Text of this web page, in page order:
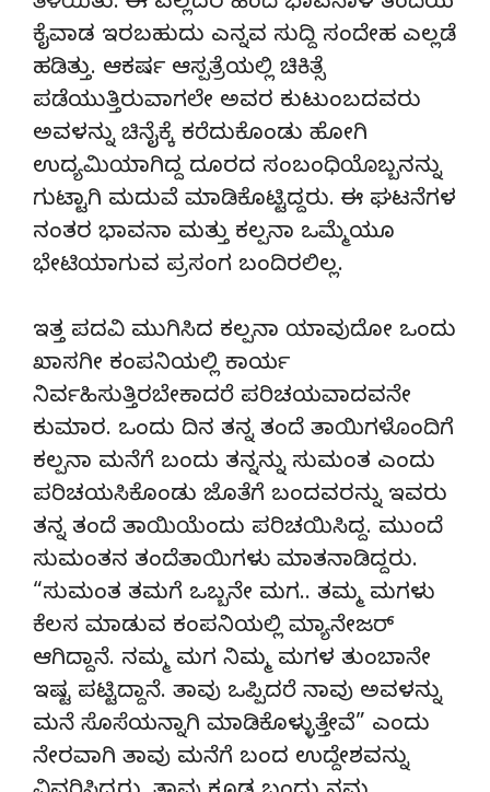
ಕೈವಾಡ ಇರಬಹುದು ಎನ್ನವ ಸುದ್ದಿ ಸಂದೇಹ ಎಲ್ಲಡೆ
ಹಡಿತ್ತು. ಆಕರ್ಷ ಆಸ್ಪತ್ರೆಯಲ್ಲಿ ಚಿಕಿತ್ಸೆ
ಪಡೆಯುತ್ತಿರುವಾಗಲೇ ಅವರ ಕುಟುಂಬದವರು
ಅವಳನ್ನು ಚಿನೈಕ್ಕೆ ಕರೆದುಕೊಂಡು ಹೋಗಿ
ಉದ್ಯಮಿಯಾಗಿದ್ದ ದೂರದ ಸಂಬಂಧಿಯೊಬ್ಬನನ್ನು
ಗುಟ್ಟಾಗಿ ಮದುವೆ ಮಾಡಿಕೊಟ್ಟಿದ್ದರು. ಈ ಘಟನೆಗಳ
ನಂತರ ಭಾವನಾ ಮತ್ತು ಕಲ್ಪನಾ ಒಮ್ಮೆಯೂ
ಭೇಟಿಯಾಗುವ ಪ್ರಸಂಗ ಬಂದಿರಲಿಲ್ಲ.
ಇತ್ತ ಪದವಿ ಮುಗಿಸಿದ ಕಲ್ಪನಾ ಯಾವುದೋ ಒಂದು
ಖಾಸಗೀ ಕಂಪನಿಯಲ್ಲಿ ಕಾರ್ಯ
ನಿರ್ವಹಿಸುತ್ತಿರಬೇಕಾದರೆ ಪರಿಚಯವಾದವನೇ
ಕುಮಾರ. ಒಂದು ದಿನ ತನ್ನ ತಂದೆ ತಾಯಿಗಳೊಂದಿಗೆ
ಕಲ್ಪನಾ ಮನೆಗೆ ಬಂದು ತನ್ನನ್ನು ಸುಮಂತ ಎಂದು
ಪರಿಚಯಸಿಕೊಂಡು ಜೊತೆಗೆ ಬಂದವರನ್ನು ಇವರು
ತನ್ನ ತಂದೆ ತಾಯಿಯೆಂದು ಪರಿಚಯಿಸಿದ್ದ. ಮುಂದೆ
ಸುಮಂತನ ತಂದೆತಾಯಿಗಳು ಮಾತನಾಡಿದ್ದರು.
“ಸುಮಂತ ತಮಗೆ ಒಬ್ಬನೇ ಮಗ.. ತಮ್ಮ ಮಗಳು
ಕೆಲಸ ಮಾಡುವ ಕಂಪನಿಯಲ್ಲಿ ಮ್ಯಾನೇಜರ್
ಆಗಿದ್ದಾನೆ. ನಮ್ಮ ಮಗ ನಿಮ್ಮ ಮಗಳ ತುಂಬಾನೇ
ಇಷ್ಟ ಪಟ್ಟಿದ್ದಾನೆ. ತಾವು ಒಪ್ಪಿದರೆ ನಾವು ಅವಳನ್ನು
ಮನೆ ಸೊಸೆಯನ್ನಾಗಿ ಮಾಡಿಕೊಳ್ಳುತ್ತೇವೆ” ಎಂದು
ನೇರವಾಗಿ ತಾವು ಮನೆಗೆ ಬಂದ ಉದ್ದೇಶವನ್ನು